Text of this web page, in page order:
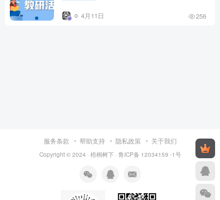
4月11日 256
服务条款 帮助支持 隐私政策 关于我们
Copyright © 2024 · 梧桐树下· 鲁ICP备 12034159 -1号